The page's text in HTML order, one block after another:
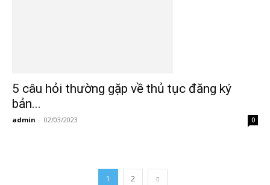
5 câu hỏi thường gặp về thủ tục đăng ký
bản...
admin - 02/03/2023 0
1 2